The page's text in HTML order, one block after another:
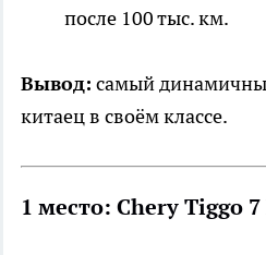
после 100 тыс. км.
Вывод: самый
китаец в своём классе.
1 место: Chery Tiggo